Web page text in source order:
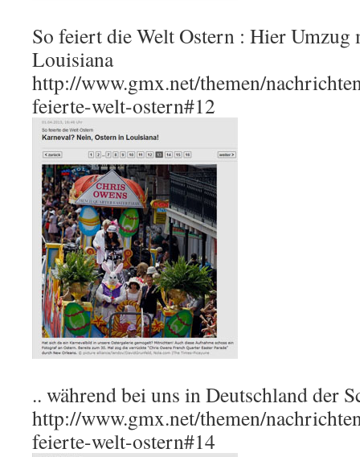
So feiert die Welt Ostern : Hier Umzug
Louisiana
http://www.gmx.net/themen/
feierte-welt-ostern#12
.. während bei uns in Deutschland der
http://www.gmx.net/themen/
feierte-welt-ostern#14